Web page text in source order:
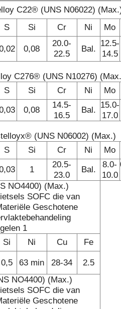
C22® (UNS N06022)
S Si Cr Ni Mo
0,08
20.0-
22.5
Bal.
12.5-
14.5
C276® (UNS N10276)
S Si Cr Ni
Mo
0,08
14.5-
16.5
Bal. 15.0-
17.0
(UNS N06002) (Max.)
S Si Cr Ni
Mo
1
20.5-
23.0
Bal.
8.0-
10.0
NO4400) (Max.)
Si Ni Cu Fe
0,5 63 min 28-34
2.5
NO4400) (Max.)